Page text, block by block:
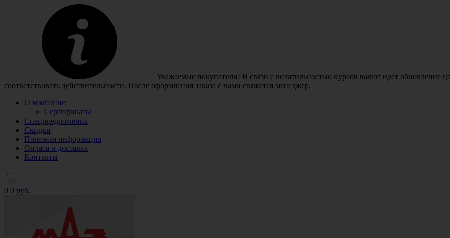
Уважаемые покупатели! В связи с волатильностью курсов валют идет обновление
соответствовать действительности. После оформления заказа с вами свяжется менеджер.
О компании
Сертификаты
Спецпредложения
Скидки
Полезная информация
Оплата и доставка
Контакты
0 0 руб.